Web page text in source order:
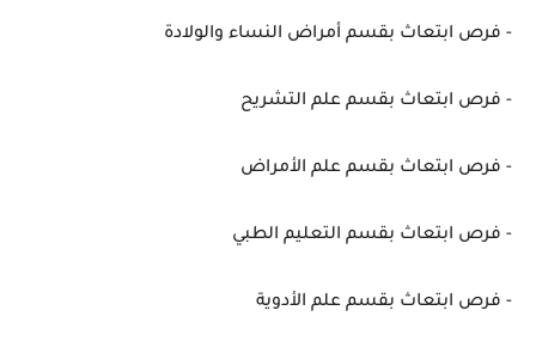
- فرص ابتعاث بقسم أمراض النساء والولادة
- فرص ابتعاث بقسم علم التشريح
- فرص ابتعاث بقسم علم الأمراض
- فرص ابتعاث بقسم التعليم الطبي
- فرص ابتعاث بقسم علم الأدوية